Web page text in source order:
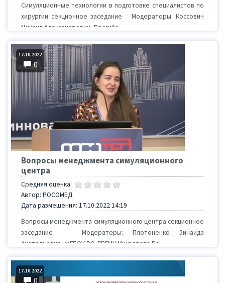
Симуляционные технологии в подготовке специалистов по
хирургии секционное заседание Модераторы: Коссович
Михаил Александрович, Российс...
17.10.2022
0
Вопросы менеджмента симуляционного
центра
Средняя оценка:
Автор: РОСОМЕД
Дата размещения: 17.10.2022 14:19
Вопросы менеджмента симуляционного центра секционное
заседание Модераторы: Плотоненко Зинаида
Анатольевна, ФГБОУ ВО ДВГМУ Минздрава Ро...
17.10.2022